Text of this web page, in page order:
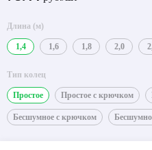
Длина (м)
1,4 1,6 1,8 2,0
Тип колец
Простое Простое с крючком
Бесшумное с крючком